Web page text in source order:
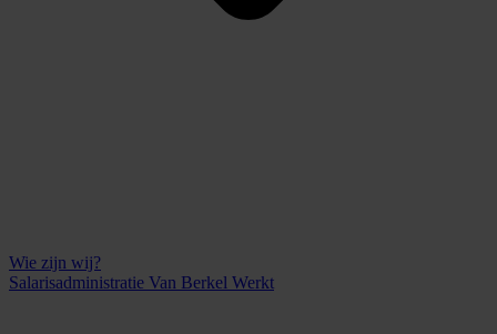
Wie zijn wij?
Salarisadministratie Van Berkel Werkt